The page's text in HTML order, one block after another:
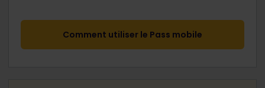
Comment utiliser le Pass mobile